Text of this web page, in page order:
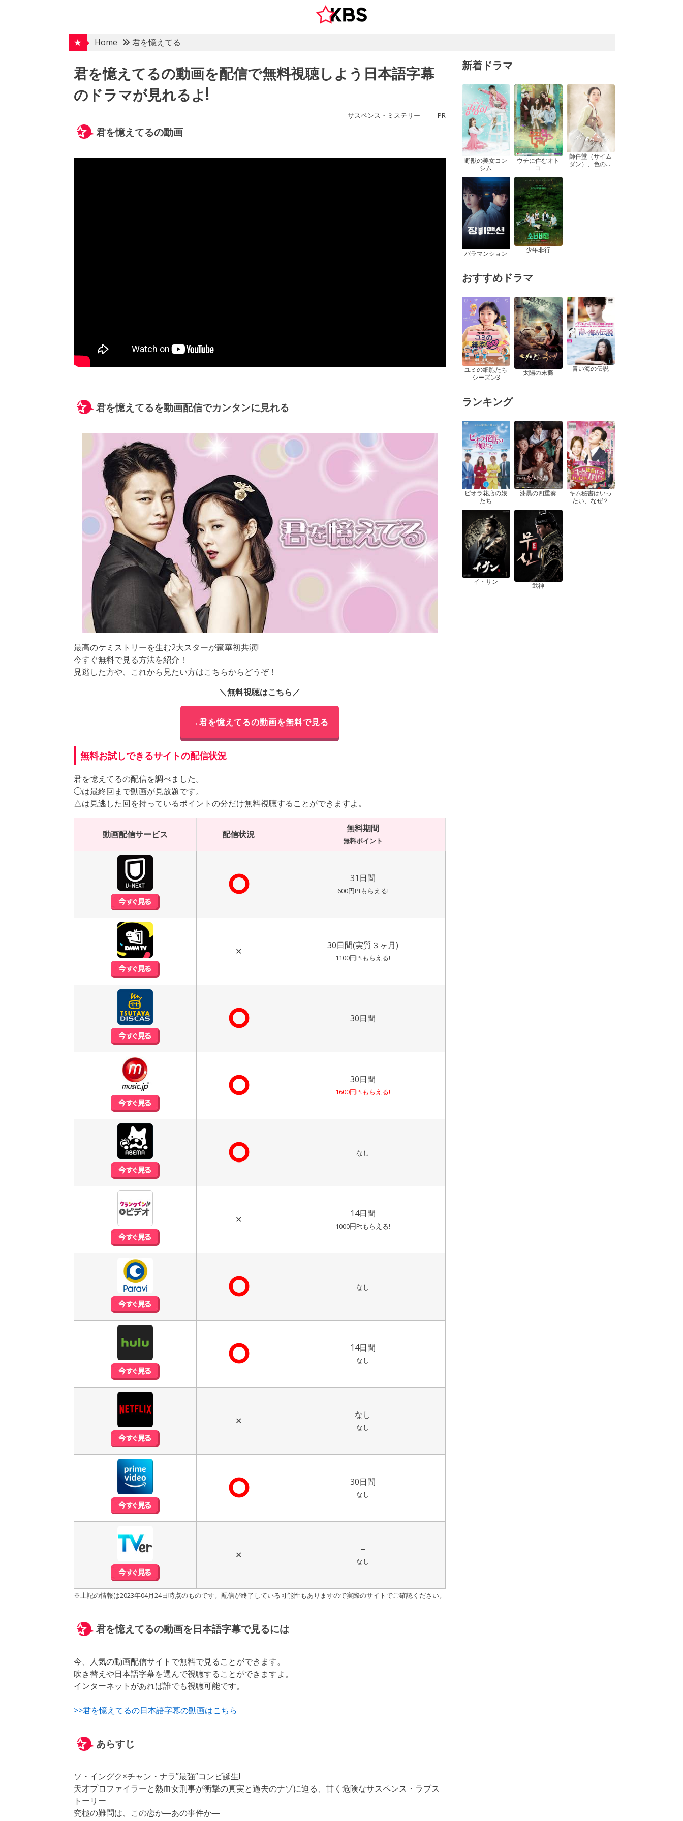
★
Home 君を憶えてる
君を憶えてるの動画を配信で無料視聴しよう日本語字幕
のドラマが見れるよ!
サスペンス・ミステリー PR
君を憶えてるの動画
君を憶えてるを動画配信でカンタンに見れる
最高のケミストリーを生む2大スターが豪華初共演!
今すぐ無料で見る方法を紹介！
見逃した方や、これから見たい方はこちらからどうぞ！
＼無料視聴はこちら／
→君を憶えてるの動画を無料で見る
無料お試しできるサイトの配信状況
君を憶えてるの配信を調べました。
◯は最終回まで動画が見放題です。
△は見逃した回を持っているポイントの分だけ無料視聴することができますよ。
動画配信サービス 配信状況
無料期間
無料ポイント
⭘ 31日間
600円Ptもらえる!
✕
30日間(実質３ヶ月)
1100円Ptもらえる!
⭘ 30日間
⭘ 30日間
1600円Ptもらえる!
⭘ なし
✕
14日間
1000円Ptもらえる!
⭘ なし
⭘ 14日間
なし
✕
なし
なし
⭘ 30日間
なし
✕
–
なし
※上記の情報は2023年04月24日時点のものです。配信が終了している可能性もありますので実際のサイトでご確認ください。
君を憶えてるの動画を日本語字幕で見るには
今、人気の動画配信サイトで無料で見ることができます。
吹き替えや日本語字幕を選んで視聴することができますよ。
インターネットがあれば誰でも視聴可能です。
>>君を憶えてるの日本語字幕の動画はこちら
あらすじ
ソ・イングク×チャン・ナラ”最強”コンビ誕生!
天才プロファイラーと熱血女刑事が衝撃の真実と過去のナゾに迫る、甘く危険なサスペンス・ラブス
トーリー
究極の難問は、この恋か―あの事件か―
新着ドラマ
野獣の美女コン
シム
ウチに住むオト
コ
師任堂（サイム
ダン）、色の日
バラマンション 少年非行
おすすめドラマ
ユミの細胞たち
シーズン3
太陽の末裔 青い海の伝説
ランキング
ピオラ花店の娘
たち
漆黒の四重奏
キム秘書はいっ
たい、なぜ？
イ・サン 武神